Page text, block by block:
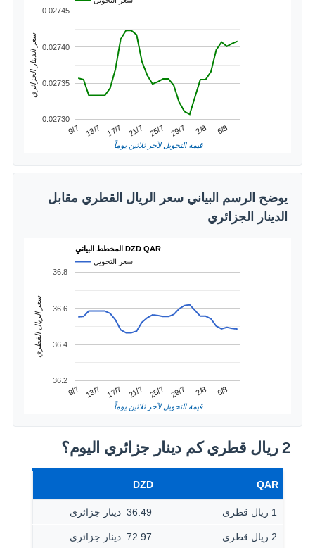
9/7 13/7 17/7 21/7 25/7 29/7 2/8 6/8
0.02730
0.02735
0.02740
0.02745
قيمة التحويل لآخر ثلاثين يوماً
سعر الدينار الجزائري
يوضح الرسم البياني سعر الريال القطري مقابل
الدينار الجزائري
المخطط البياني DZD QAR
سعر التحويل
9/7 13/7 17/7 21/7 25/7 29/7 2/8 6/8
36.2
36.4
36.6
36.8
قيمة التحويل لآخر ثلاثين يوماً
سعر الريال القطري
2 ريال قطري كم دينار جزائري اليوم؟
QAR
DZD
1 ريال قطرى 36.49 ‏ دينار جزائرى
2 ريال قطرى 72.97 ‏ دينار جزائرى